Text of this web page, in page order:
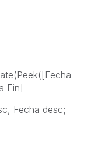
Fin]
Fecha desc;